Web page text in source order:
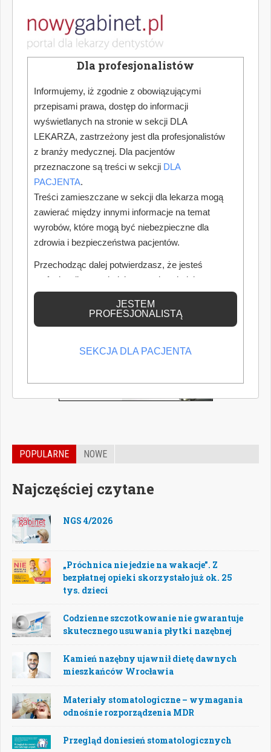
POPULARNE NOWE
Najczęściej czytane
NGS 4/2026
„Próchnica nie jedzie na wakacje”. Z
bezpłatnej opieki skorzystało już ok. 25
tys. dzieci
Codzienne szczotkowanie nie gwarantuje
skutecznego usuwania płytki nazębnej
Kamień nazębny ujawnił dietę dawnych
mieszkańców Wrocławia
Materiały stomatologiczne – wymagania
odnośnie rozporządzenia MDR
Przegląd doniesień stomatologicznych
Dla profesjonalistów
Informujemy, iż zgodnie z obowiązującymi
przepisami prawa, dostęp do informacji
wyświetlanych na stronie w sekcji DLA
LEKARZA, zastrzeżony jest dla profesjonalistów
z branży medycznej. Dla pacjentów
przeznaczone są treści w sekcji DLA
PACJENTA.
Treści zamieszczane w sekcji dla lekarza mogą
zawierać między innymi informacje na temat
wyrobów, które mogą być niebezpieczne dla
zdrowia i bezpieczeństwa pacjentów.
Przechodząc dalej potwierdzasz, że jesteś
profesjonalistą posiadającym odpowiednią
wiedzę medyczną.
JESTEM
PROFESJONALISTĄ
SEKCJA DLA PACJENTA